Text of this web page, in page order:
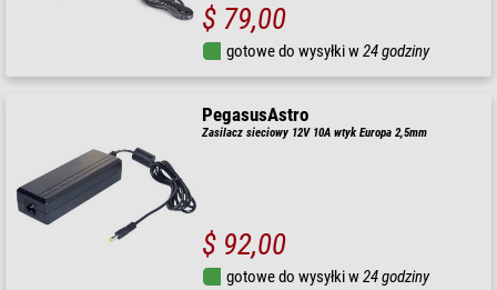
$ 79,00
gotowe do wysyłki w24 godziny
PegasusAstro
Zasilacz sieciowy 12V 10A wtyk Europa 2,5mm
$ 92,00
gotowe do wysyłki w24 godziny